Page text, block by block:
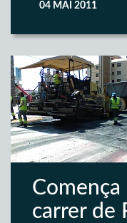
04 MAI 2011
Comença
carrer de